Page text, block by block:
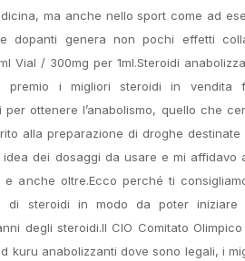
ma anche nello sport come ad
dopanti genera non pochi effetti
Vial / 300mg per 1ml.Steroidi
premio i migliori steroidi in vendita
ottenere l’anabolismo, quello che
alla preparazione di droghe destinate
dei dosaggi da usare e mi affidavo
anche oltre.Ecco perché ti
steroidi in modo da poter iniziare
degli steroidi.Il CIO Comitato
anabolizzanti dove sono legali, i